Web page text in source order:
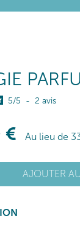
5/5 - 2 avis
€ Au lieu de
AJOUTER